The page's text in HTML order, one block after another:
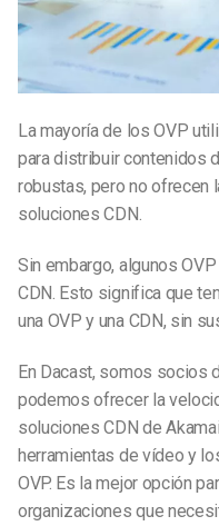
La mayoría de los OVP
para distribuir contenidos
robustas, pero no ofrecen
soluciones CDN.
Sin embargo, algunos
CDN. Esto significa que
una OVP y una CDN, sin
En Dacast, somos socios
podemos ofrecer la
soluciones CDN de
herramientas de vídeo y
OVP. Es la mejor opción
organizaciones que